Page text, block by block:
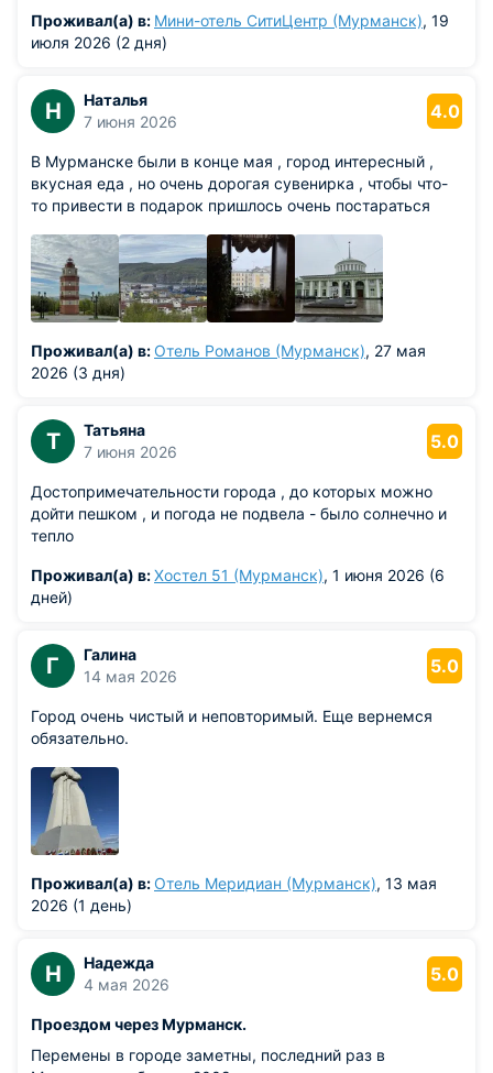
аллеи это очень красиво город чтит и помнит своих
героев и это подчёркнуто и это важно.следует конечно
упомянуть и уникальные объекты атомный ледокол
мужской монастырь с родниковой водой.Жителей
города.благодарна мужчине,который отложив свои
облегчить поиски.и много других горожан легко
откликались на просьбу
подсказать,показать,сфотографировать.Северный
город теплых сердец спасибо тебе за прием .Будь
счастлив!
Проживал(а) в: Мини-отель СитиЦентр (Мурманск), 19
июля 2026 (2 дня)
Н
Наталья
7 июня 2026
4.0
В Мурманске были в конце мая , город интересный ,
вкусная еда , но очень дорогая сувенирка , чтобы что-
то привести в подарок пришлось очень постараться
Проживал(а) в: Отель Романов (Мурманск), 27 мая
2026 (3 дня)
Т
Татьяна
7 июня 2026
5.0
Достопримечательности города , до которых можно
дойти пешком , и погода не подвела - было солнечно и
тепло
Проживал(а) в:Хостел 51 (Мурманск), 1 июня 2026 (6
дней)
Г
Галина
14 мая 2026
5.0
Город очень чистый и неповторимый. Еще вернемся
обязательно.
Проживал(а) в: Отель Меридиан (Мурманск), 13 мая
2026 (1 день)
Н
Надежда
4 мая 2026
5.0
Проездом через Мурманск.
Перемены в городе заметны, последний раз в